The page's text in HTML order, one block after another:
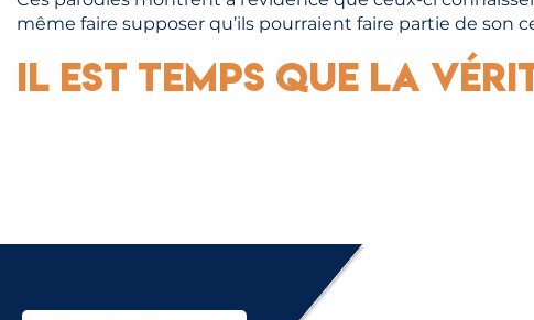
même faire supposer qu’ils pourraient faire partie de son
Il est temps que la